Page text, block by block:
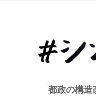
都政の構造